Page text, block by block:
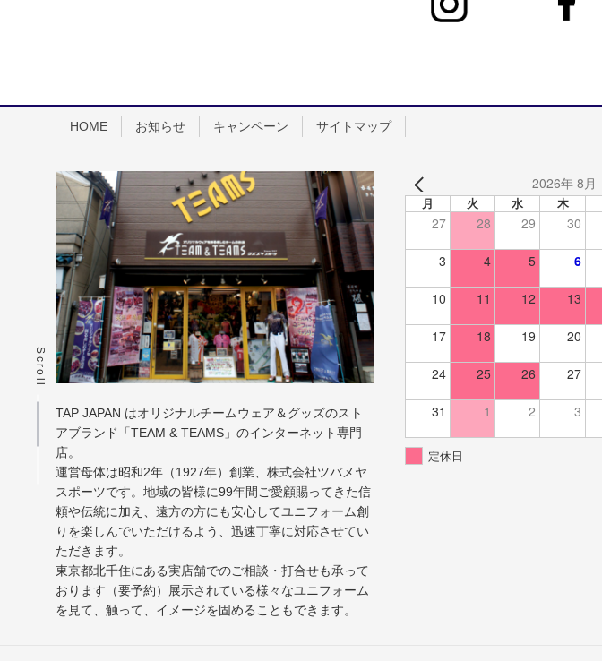
Scroll
HOME お知らせ キャンペーン サイトマップ
TAP JAPAN はオリジナルチームウェア＆グッズのスト
アブランド「TEAM & TEAMS」のインターネット専門
店。
運営母体は昭和2年（1927年）創業、株式会社ツバメヤ
スポーツです。地域の皆様に99年間ご愛顧賜ってきた信
頼や伝統に加え、遠方の方にも安心してユニフォーム創
りを楽しんでいただけるよう、迅速丁寧に対応させてい
ただきます。
東京都北千住にある実店舗でのご相談・打合せも承って
おります（要予約）展示されている様々なユニフォーム
を見て、触って、イメージを固めることもできます。
2026年 8月
月 火 水 木
27 28 29 30
3 4 5 6
10 11 12 13
17 18 19 20
24 25 26 27
31 1 2 3
定休日